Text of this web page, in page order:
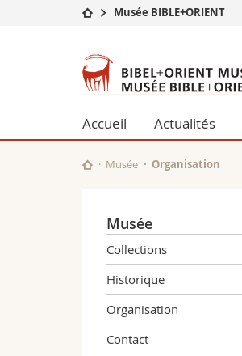
Université
Etudes
Campus
Recherche
Université
Musée BIBLE+ORIENT
Musée
BIBLE+ORIENT
Accueil Actualités
Musée Organisation
Musée
Collections
Historique
Organisation
Contact